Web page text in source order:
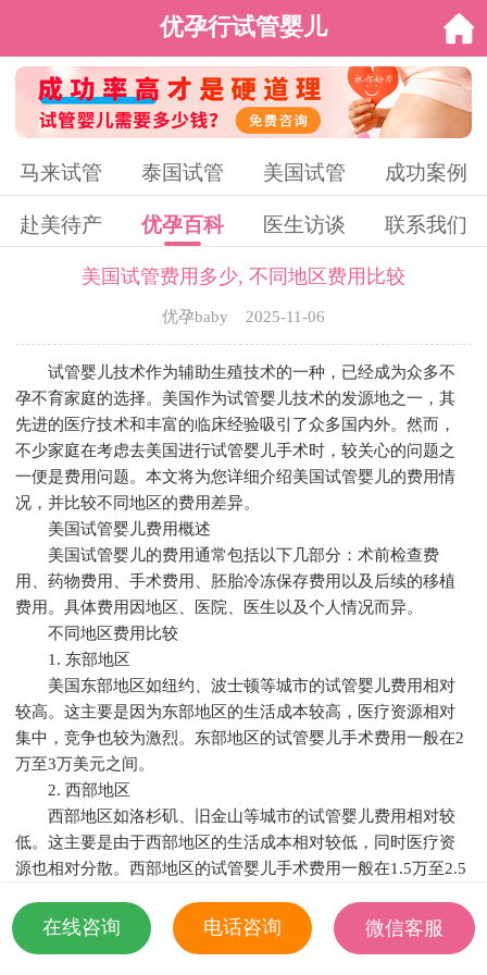
优孕行试管婴儿
马来试管 泰国试管 美国试管 成功案例
赴美待产 优孕百科 医生访谈 联系我们
美国试管费用多少, 不同地区费用比较
优孕baby 2025-11-06
试管婴儿技术作为辅助生殖技术的一种，已经成为众多不
孕不育家庭的选择。美国作为试管婴儿技术的发源地之一，其
先进的医疗技术和丰富的临床经验吸引了众多国内外。然而，
不少家庭在考虑去美国进行试管婴儿手术时，较关心的问题之
一便是费用问题。本文将为您详细介绍美国试管婴儿的费用情
况，并比较不同地区的费用差异。
美国试管婴儿费用概述
美国试管婴儿的费用通常包括以下几部分：术前检查费
用、药物费用、手术费用、胚胎冷冻保存费用以及后续的移植
费用。具体费用因地区、医院、医生以及个人情况而异。
不同地区费用比较
1. 东部地区
美国东部地区如纽约、波士顿等城市的试管婴儿费用相对
较高。这主要是因为东部地区的生活成本较高，医疗资源相对
集中，竞争也较为激烈。东部地区的试管婴儿手术费用一般在2
万至3万美元之间。
2. 西部地区
西部地区如洛杉矶、旧金山等城市的试管婴儿费用相对较
低。这主要是由于西部地区的生活成本相对较低，同时医疗资
源也相对分散。西部地区的试管婴儿手术费用一般在1.5万至2.5
3. 中部地区
美国中部地区如芝加哥、达拉斯等城市的试管婴儿费用处
在线咨询 电话咨询
微信客服